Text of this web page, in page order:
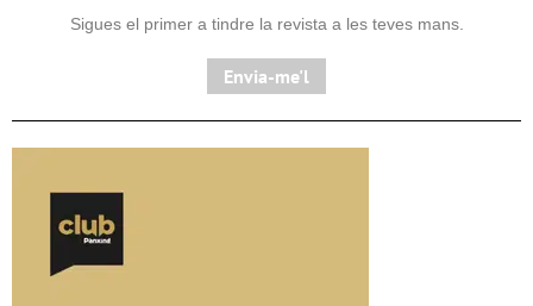
Sigues el primer a tindre la revista a les teves mans.
Envia-me'l